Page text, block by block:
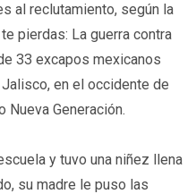
al reclutamiento, según la
pierdas: La guerra contra
33 excapos mexicanos
en el occidente de
Generación.
y tuvo una niñez llena
su madre le puso las